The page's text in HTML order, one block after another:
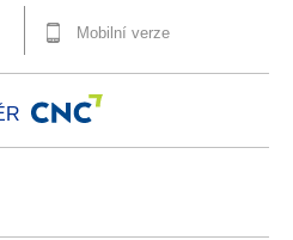
Mobilní verze